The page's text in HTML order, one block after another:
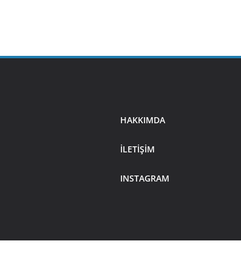
HAKKIMDA
ILETIŞIM
INSTAGRAM